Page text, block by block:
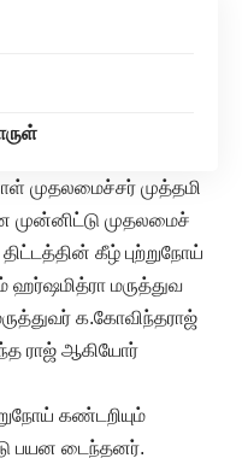
முதலமைச்சர் முத்தமி
முன்னிட்டு முதலமைச்
திட்டத்தின் கீழ் புற்றுநோய்
ஹர்ஷமித்ரா மருத்துவ
க.கோவிந்தராஜ்
ராஜ் ஆகியோர்
கண்டறியும்
பயன டைந்தனர்.